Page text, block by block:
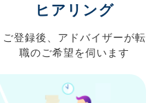
ヒアリング
ご登録後、 アドバイザーが転
職のご希望を伺います